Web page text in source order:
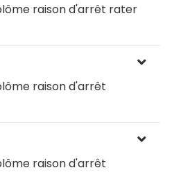
raison d'arrêt rater
raison d'arrêt
raison d'arrêt